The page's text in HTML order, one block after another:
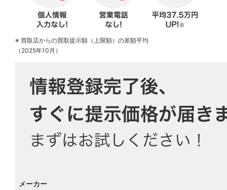
※ 買取店からの買取提示額（上限額）の差額平均
（2025年10月）
メーカー